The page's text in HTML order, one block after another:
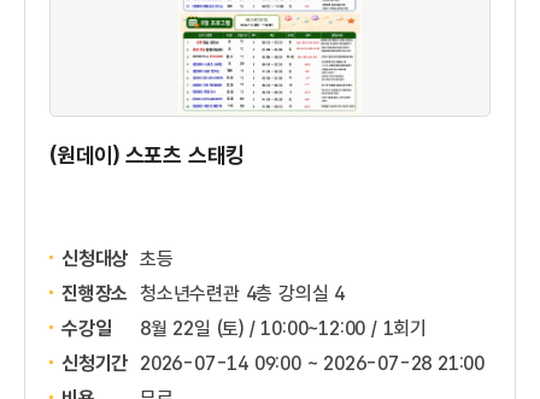
(원데이) 스포츠 스태킹
신청대상 초등
진행장소 청소년수련관 4층 강의실 4
수강일
8월 22일 (토) / 10:00~12:00 / 1회기
신청기간 2026-07-14 09:00 ~ 2026-07-28 21:00